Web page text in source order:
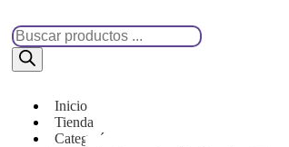
Inicio
Tienda
Categoría